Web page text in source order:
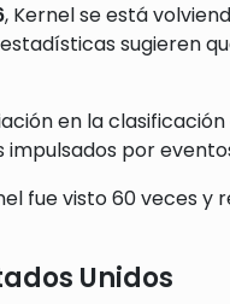
, Kernel se está
sugieren
en la
por
fue visto 60 veces y
Unidos